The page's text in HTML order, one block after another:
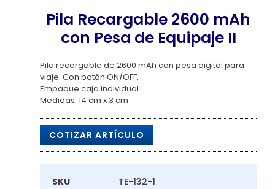
Pila Recargable 2600 mAh
con Pesa de Equipaje II
Pila recargable de 2600 mAh con pesa digital para
viaje. Con botón ON/OFF.
Empaque caja individual.
Medidas: 14 cm x 3 cm
COTIZAR ARTÍCULO
SKU
TE-132-1